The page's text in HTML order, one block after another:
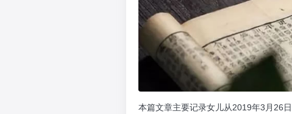
本篇文章主要记录女儿从2019年3月26